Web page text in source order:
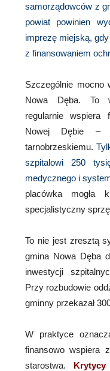
samorządowców z
powiat powinien
imprezę miejską,
z finansowaniem
Szczególnie mocno
Nowa Dęba. To
regularnie wspiera
Nowej Dębie –
tarnobrzeskiemu.
szpitalowi 250
medycznego i
placówka mogła
specjalistyczny
To nie jest zresztą
gmina Nowa Dęba
inwestycji
Przy rozbudowie
gminny przekazał
W praktyce
finansowo wspiera
starostwa.